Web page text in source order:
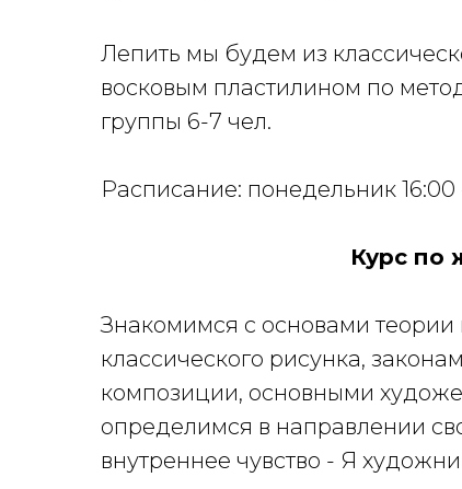
Лепить мы будем из
восковым пластилином по
группы 6-7 чел.
Расписание: понедельник 16:00
Курс по
Знакомимся с основами теории
классического рисунка,
композиции, основными
определимся в направлении
внутреннее чувство - Я